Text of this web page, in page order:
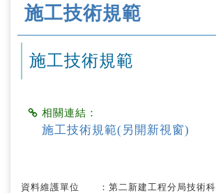
施工技術規範
施工之交通管制守則
施工技術規範
施工技術規範
相關連結：
施工技術規範(另開新視窗)
資料維護單位 ：第二新建工程分局技術科